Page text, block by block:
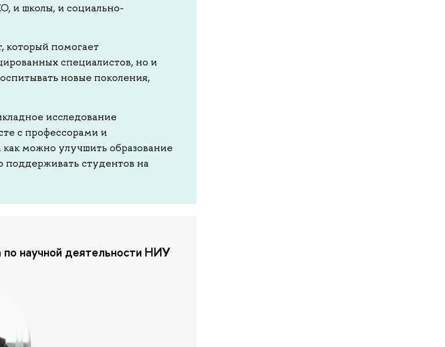
и школы, и социально-
который помогает
специалистов, но и
новые поколения,
исследование
с профессорами и
можно улучшить образование
поддерживать студентов на
научной деятельности НИУ